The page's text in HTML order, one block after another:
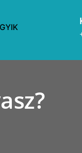
GYIK